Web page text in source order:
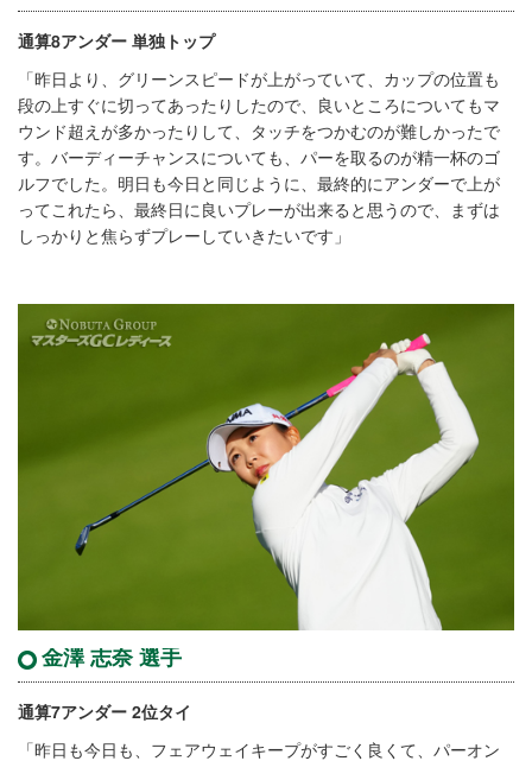
通算8アンダー 単独トップ
「昨日より、グリーンスピードが上がっていて、カップの位置も
段の上すぐに切ってあったりしたので、良いところについてもマ
ウンド超えが多かったりして、タッチをつかむのが難しかったで
す。バーディーチャンスについても、パーを取るのが精一杯のゴ
ルフでした。明日も今日と同じように、最終的にアンダーで上が
ってこれたら、最終日に良いプレーが出来ると思うので、まずは
しっかりと焦らずプレーしていきたいです」
金澤 志奈 選手
通算7アンダー 2位タイ
「昨日も今日も、フェアウェイキープがすごく良くて、パーオン